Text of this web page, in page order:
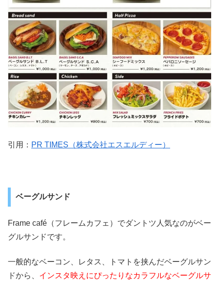
引用： PR TIMES（株式会社エスエルディー）
ベーグルサンド
Frame café（フレームカフェ）でダントツ人気なのがベー
グルサンドです。
一般的なベーコン、レタス、トマトを挟んだベーグルサン
ドから、 インスタ映えにぴったりなカラフルなベーグルサ